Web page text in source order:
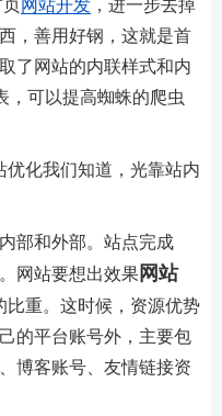
页网站开发 ，进一步去掉
，善用好钢，这就是首
了网站的内联样式和内
，可以提高蜘蛛的爬虫
优化我们知道，光靠站内
部和外部。站点完成
网站要想出效果网站
比重。这时候，资源优势
的平台账号外，主要包
博客账号、友情链接资